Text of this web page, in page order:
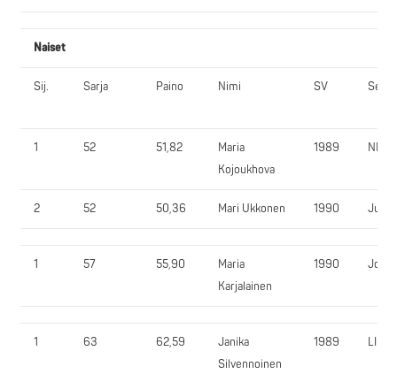
Naiset
Sij. Sarja Paino Nimi SV Seura
1 52 51,82
Maria
Kojoukhova
1989 NIL
2 52 50,36 Mari Ukkonen 1990 JuPu
1 57 55,90
Maria
Karjalainen
1990
1 63 62,59
Janika
Silvennoinen
1989 LIKE